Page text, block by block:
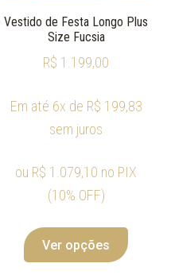
Vestido de Festa Longo Plus
Size Fucsia
R$ 1.199,00
Em até 6x de R$ 199,83
sem juros
ou R$ 1.079,10 no PIX
(10% OFF)
Ver opções